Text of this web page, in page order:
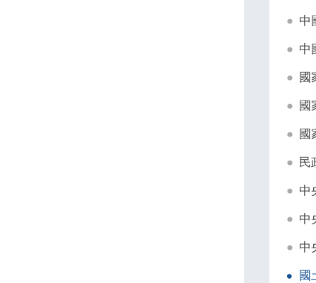
中
中
國
國
國
民
中
中
中
國